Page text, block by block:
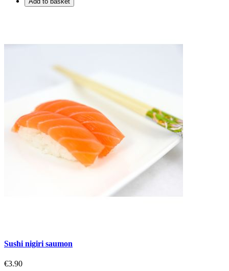
Sushi nigiri saumon
€3.90